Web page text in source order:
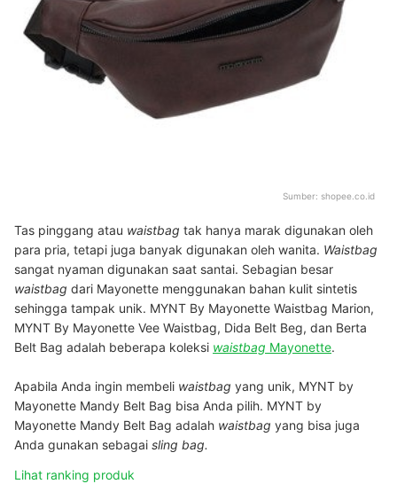
Sumber: shopee.co.id
Tas pinggang atau waistbag tak hanya marak digunakan oleh
para pria, tetapi juga banyak digunakan oleh wanita. Waistbag
sangat nyaman digunakan saat santai. Sebagian besar
waistbag dari Mayonette menggunakan bahan kulit sintetis
sehingga tampak unik. MYNT By Mayonette Waistbag Marion,
MYNT By Mayonette Vee Waistbag, Dida Belt Beg, dan Berta
Belt Bag adalah beberapa koleksi waistbag Mayonette.
Apabila Anda ingin membeli waistbag yang unik, MYNT by
Mayonette Mandy Belt Bag bisa Anda pilih. MYNT by
Mayonette Mandy Belt Bag adalah waistbag yang bisa juga
Anda gunakan sebagai sling bag.
Lihat ranking produk